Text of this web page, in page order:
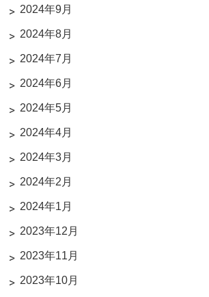
2024年9月
2024年8月
2024年7月
2024年6月
2024年5月
2024年4月
2024年3月
2024年2月
2024年1月
2023年12月
2023年11月
2023年10月